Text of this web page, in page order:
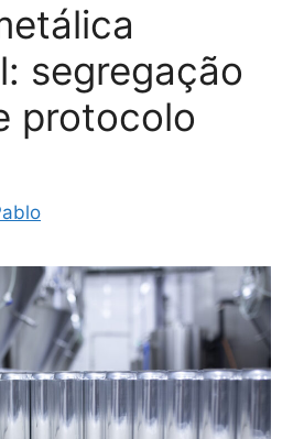
segregação
protocolo